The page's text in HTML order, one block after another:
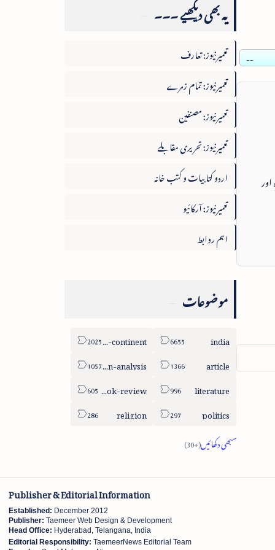
--
یہ بھی دیکھیے ۔۔۔
تعمیرنیوز: تعارف
تعمیرنیوز: تمام زمرے
تعمیرنیوز: مصنفین
تعمیرنیوز: تحریری مقابلے
اردو کتابیات و کتب خانہ
تعمیرنیوز: آرکائیو
اہم روابط
موضوعات
india
sub-continent
article
column-analysis
literature
book-review
politics
religion
Publisher & Editorial Information
Established: December 2012
Publisher: Taemeer Web Design & Development
Head Office: Hyderabad, Telangana, India
Editorial Responsibility: TaemeerNews Editorial Team